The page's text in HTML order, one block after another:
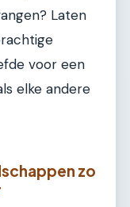
Laten
voor een
elke andere
zo